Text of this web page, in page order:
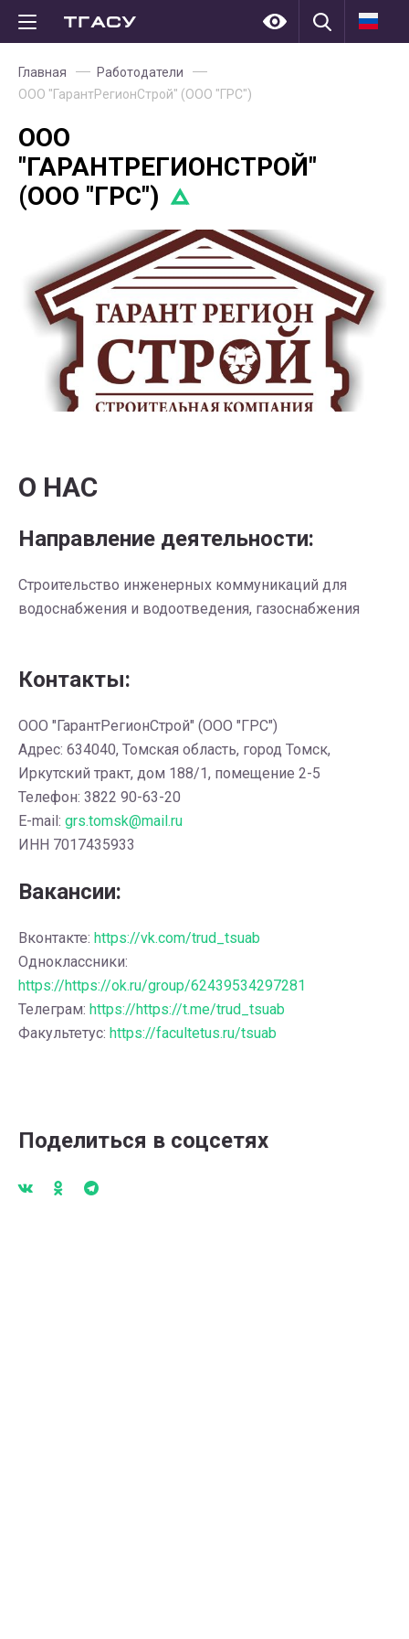
Главная
Работодатели
ООО "ГарантРегионСтрой" (ООО "ГРС")
ООО
"ГАРАНТРЕГИОНСТРОЙ"
(ООО "ГРС")
О НАС
Направление деятельности:
Строительство инженерных коммуникаций для
водоснабжения и водоотведения, газоснабжения
Контакты:
ООО "ГарантРегионСтрой" (ООО "ГРС")
Адрес: 634040, Томская область, город Томск,
Иркутский тракт, дом 188/1, помещение 2-5
Телефон: 3822 90-63-20
E-mail: grs.tomsk@mail.ru
ИНН 7017435933
Вакансии:
Вконтакте: https://vk.com/trud_tsuab
Одноклассники:
https://https://ok.ru/group/62439534297281
Телеграм: https://https://t.me/trud_tsuab
Факультетус: https://facultetus.ru/tsuab
Поделиться в соцсетях